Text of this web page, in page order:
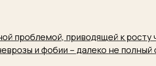
проблемой, приводящей к росту
и фобии – далеко не полный